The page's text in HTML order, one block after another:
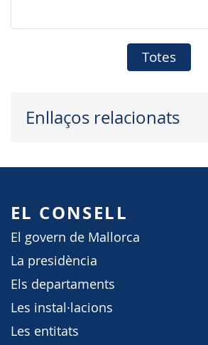
Totes
Enllaços relacionats
EL CONSELL
El govern de Mallorca
La presidència
Els departaments
Les instal·lacions
Les entitats